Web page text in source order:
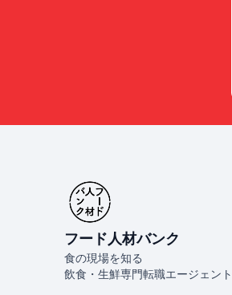
フード人材バンク
食の現場を知る
飲食・生鮮専門転職エージェント